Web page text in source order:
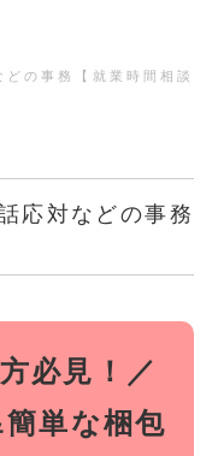
の事務【就業時間相談
応対などの事務
必見！／
簡単な梱包